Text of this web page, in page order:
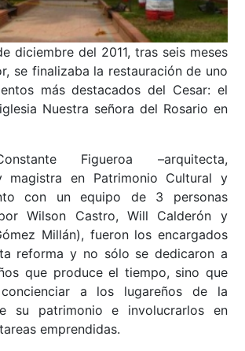
diciembre del 2011, tras seis meses
se finalizaba la restauración de uno
más destacados del Cesar: el
Nuestra señora del Rosario en
Figueroa –arquitecta,
magistra en Patrimonio Cultural y
con un equipo de 3 personas
Wilson Castro, Will Calderón y
Millán), fueron los encargados
reforma y no sólo se dedicaron a
que produce el tiempo, sino que
a los lugareños de la
su patrimonio e involucrarlos en
emprendidas.